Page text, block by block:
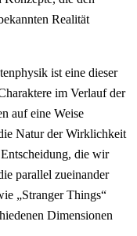
Realität
ist eine dieser
im Verlauf der
auf eine Weise
Natur der Wirklichkeit
die wir
parallel zueinander
„Stranger Things“
Dimensionen